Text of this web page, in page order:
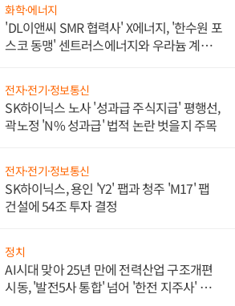
화학·에너지
'DL이앤씨 SMR 협력사' X에너지, '한수원 포
스코 동맹' 센트러스에너지와 우라늄 계약
전자·전기·정보통신
SK하이닉스 노사 '성과급 주식지급' 평행선,
곽노정 'N% 성과급' 법적 논란 벗을지 주목
전자·전기·정보통신
SK하이닉스, 용인 'Y2' 팹과 청주 'M17' 팹
건설에 54조 투자 결정
정치
AI시대 맞아 25년 만에 전력산업 구조개편
시동, '발전5사 통합' 넘어 '한전 지주사' 재편